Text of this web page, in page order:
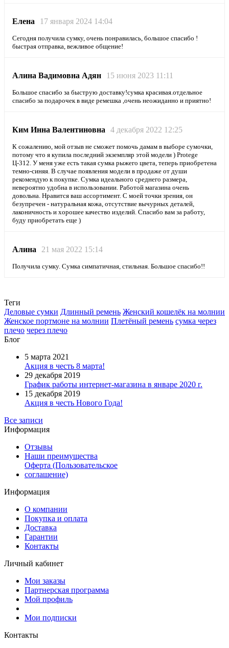
Елена 17 января 2024 14:04
Сегодня получила сумку, очень понравилась, большое спасибо !
быстрая отправка, вежливое общение!
Алина Вадимовна Адян 15 июня 2023 11:11
Большое спасибо за быструю доставку!сумка красивая.отдельное
спасибо за подарочек в виде ремешка ,очень неожиданно и приятно!
Ким Инна Валентиновна 4 декабря 2022 12:25
К сожалению, мой отзыв не сможет помочь дамам в выборе сумочки,
потому что я купила последний экземпляр этой модели ) Protege
Ц-312. У меня уже есть такая сумка рыжего цвета, теперь приобретена
темно-синяя. В случае появления модели в продаже от души
рекомендую к покупке. Сумка идеального среднего размера,
невероятно удобна в использовании. Работой магазина очень
довольна. Нравится ваш ассортимент. С моей точки зрения, он
безупречен - натуральная кожа, отсутствие вычурных деталей,
лаконичность и хорошее качество изделий. Спасибо вам за работу,
буду приобретать еще )
Алина 21 мая 2022 15:14
Получила сумку. Сумка симпатичная, стильная. Большое спасибо!!
Теги
Деловые сумки Длинный ремень Женский кошелёк на молнии
Женское портмоне на молнии Плетёный ремень сумка через
плечо через плечо
Блог
5 марта 2021
Акция в честь 8 марта!
29 декабря 2019
График работы интернет-магазина в январе 2020 г.
15 декабря 2019
Акция в честь Нового Года!
Все записи
Информация
Отзывы
Наши преимущества
Оферта (Пользовательское
соглашение)
Информация
О компании
Покупка и оплата
Доставка
Гарантии
Контакты
Личный кабинет
Мои заказы
Партнерская программа
Мой профиль
Мои подписки
Контакты